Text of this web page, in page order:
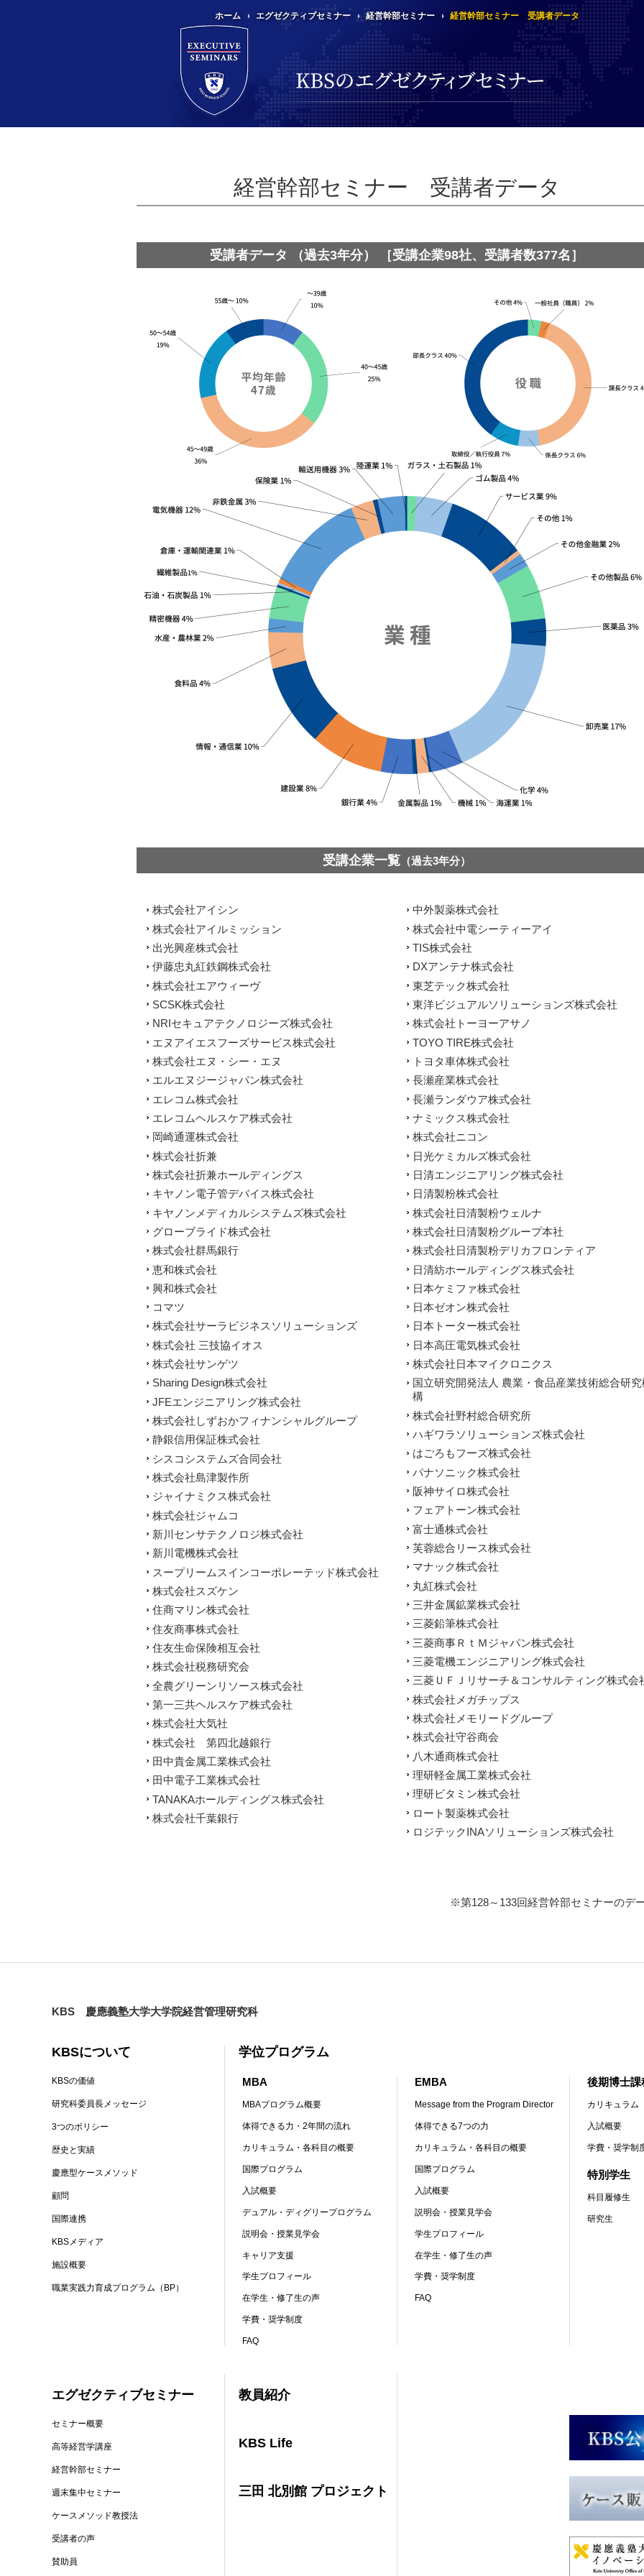
ホーム エグゼクティブセミナー 経営幹部セミナー 経営幹部セミナー 受講者データ
経営幹部セミナー 受講者データ
受講者データ （過去3年分） ［受講企業98社、受講者数377名］
受講企業一覧 （過去3年分）
株式会社アイシン
株式会社アイルミッション
出光興産株式会社
伊藤忠丸紅鉄鋼株式会社
株式会社エアウィーヴ
SCSK株式会社
NRIセキュアテクノロジーズ株式会社
エヌアイエスフーズサービス株式会社
株式会社エヌ・シー・エヌ
エルエヌジージャパン株式会社
エレコム株式会社
エレコムヘルスケア株式会社
岡崎通運株式会社
株式会社折兼
株式会社折兼ホールディングス
キヤノン電子管デバイス株式会社
キヤノンメディカルシステムズ株式会社
グローブライド株式会社
株式会社群馬銀行
恵和株式会社
興和株式会社
コマツ
株式会社サーラビジネスソリューションズ
株式会社 三技協イオス
株式会社サンゲツ
Sharing Design株式会社
JFEエンジニアリング株式会社
株式会社しずおかフィナンシャルグループ
静銀信用保証株式会社
シスコシステムズ合同会社
株式会社島津製作所
ジャイナミクス株式会社
株式会社ジャムコ
新川センサテクノロジ株式会社
新川電機株式会社
スープリームスインコーポレーテッド株式会社
株式会社スズケン
住商マリン株式会社
住友商事株式会社
住友生命保険相互会社
株式会社税務研究会
全農グリーンリソース株式会社
第一三共ヘルスケア株式会社
株式会社大気社
株式会社 第四北越銀行
田中貴金属工業株式会社
田中電子工業株式会社
TANAKAホールディングス株式会社
株式会社千葉銀行
中外製薬株式会社
株式会社中電シーティーアイ
TIS株式会社
DXアンテナ株式会社
東芝テック株式会社
東洋ビジュアルソリューションズ株式会社
株式会社トーヨーアサノ
TOYO TIRE株式会社
トヨタ車体株式会社
長瀬産業株式会社
長瀬ランダウア株式会社
ナミックス株式会社
株式会社ニコン
日光ケミカルズ株式会社
日清エンジニアリング株式会社
日清製粉株式会社
株式会社日清製粉ウェルナ
株式会社日清製粉グループ本社
株式会社日清製粉デリカフロンティア
日清紡ホールディングス株式会社
日本ケミファ株式会社
日本ゼオン株式会社
日本トーター株式会社
日本高圧電気株式会社
株式会社日本マイクロニクス
国立研究開発法人 農業・食品産業技術総合研究
構
株式会社野村総合研究所
ハギワラソリューションズ株式会社
はごろもフーズ株式会社
パナソニック株式会社
阪神サイロ株式会社
フェアトーン株式会社
富士通株式会社
芙蓉総合リース株式会社
マナック株式会社
丸紅株式会社
三井金属鉱業株式会社
三菱鉛筆株式会社
三菱商事ＲｔＭジャパン株式会社
三菱電機エンジニアリング株式会社
三菱ＵＦＪリサーチ＆コンサルティング株式会
株式会社メガチップス
株式会社メモリードグループ
株式会社守谷商会
八木通商株式会社
理研軽金属工業株式会社
理研ビタミン株式会社
ロート製薬株式会社
ロジテックINAソリューションズ株式会社
※第128～133回経営幹部セミナーのデ
KBS 慶應義塾大学大学院経営管理研究科
KBSについて
KBSの価値
研究科委員長メッセージ
3つのポリシー
歴史と実績
慶應型ケースメソッド
顧問
国際連携
KBSメディア
施設概要
職業実践力育成プログラム（BP）
学位プログラム
MBA
MBAプログラム概要
体得できる力・2年間の流れ
カリキュラム・各科目の概要
国際プログラム
入試概要
デュアル・ディグリープログラム
説明会・授業見学会
キャリア支援
学生プロフィール
在学生・修了生の声
学費・奨学制度
FAQ
EMBA
Message from the Program Director
体得できる7つの力
カリキュラム・各科目の概要
国際プログラム
入試概要
説明会・授業見学会
学生プロフィール
在学生・修了生の声
学費・奨学制度
FAQ
後期博士課
カリキュラム
入試概要
学費・奨学制
特別学生
科目履修生
研究生
エグゼクティブセミナー
セミナー概要
高等経営学講座
経営幹部セミナー
週末集中セミナー
ケースメソッド教授法
受講者の声
賛助員
教員紹介
KBS Life
三田 北別館 プロジェクト